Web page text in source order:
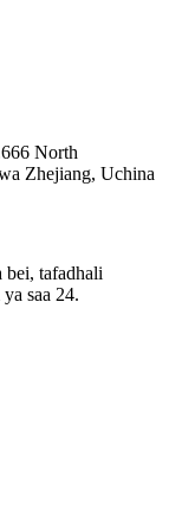
North
Zhejiang, Uchina
bei, tafadhali
saa 24.